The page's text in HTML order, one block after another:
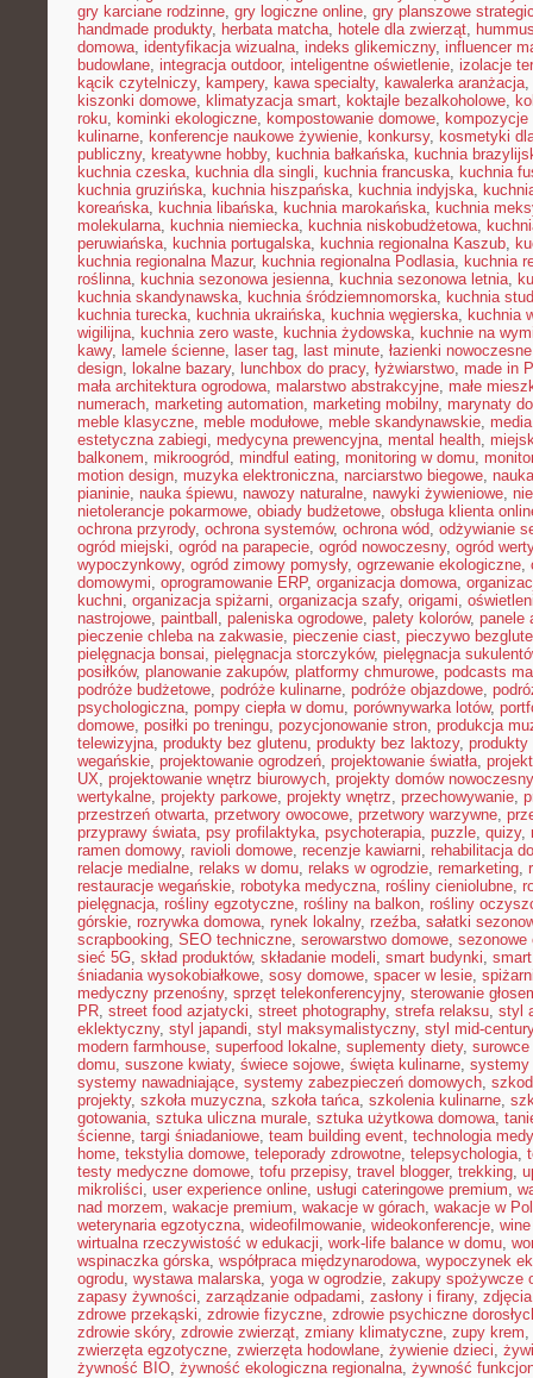
gry karciane rodzinne, gry logiczne online, gry planszowe
handmade produkty, herbata matcha, hotele dla zwierząt,
domowa, identyfikacja wizualna, indeks glikemiczny, influencer
budowlane, integracja outdoor, inteligentne oświetlenie, izolacje
kącik czytelniczy, kampery, kawa specialty, kawalerka aranżacja,
kiszonki domowe, klimatyzacja smart, koktajle bezalkoholowe,
roku, kominki ekologiczne, kompostowanie domowe, kompozycje
kulinarne, konferencje naukowe żywienie, konkursy, kosmetyki
publiczny, kreatywne hobby, kuchnia bałkańska, kuchnia
kuchnia czeska, kuchnia dla singli, kuchnia francuska, kuchnia
kuchnia gruzińska, kuchnia hiszpańska, kuchnia indyjska,
koreańska, kuchnia libańska, kuchnia marokańska, kuchnia
molekularna, kuchnia niemiecka, kuchnia niskobudżetowa,
peruwiańska, kuchnia portugalska, kuchnia regionalna Kaszub,
kuchnia regionalna Mazur, kuchnia regionalna Podlasia, kuchnia
roślinna, kuchnia sezonowa jesienna, kuchnia sezonowa letnia,
kuchnia skandynawska, kuchnia śródziemnomorska, kuchnia
kuchnia turecka, kuchnia ukraińska, kuchnia węgierska, kuchnia
wigilijna, kuchnia zero waste, kuchnia żydowska, kuchnie na
kawy, lamele ścienne, laser tag, last minute, łazienki nowoczesne
design, lokalne bazary, lunchbox do pracy, łyżwiarstwo, made in
mała architektura ogrodowa, malarstwo abstrakcyjne, małe
numerach, marketing automation, marketing mobilny, marynaty
meble klasyczne, meble modułowe, meble skandynawskie,
estetyczna zabiegi, medycyna prewencyjna, mental health,
balkonem, mikroogród, mindful eating, monitoring w domu,
motion design, muzyka elektroniczna, narciarstwo biegowe,
pianinie, nauka śpiewu, nawozy naturalne, nawyki żywieniowe,
nietolerancje pokarmowe, obiady budżetowe, obsługa klienta
ochrona przyrody, ochrona systemów, ochrona wód, odżywianie
ogród miejski, ogród na parapecie, ogród nowoczesny, ogród
wypoczynkowy, ogród zimowy pomysły, ogrzewanie ekologiczne,
domowymi, oprogramowanie ERP, organizacja domowa,
kuchni, organizacja spiżarni, organizacja szafy, origami,
nastrojowe, paintball , paleniska ogrodowe, palety kolorów, panele
pieczenie chleba na zakwasie, pieczenie ciast, pieczywo
pielęgnacja bonsai, pielęgnacja storczyków, pielęgnacja
posiłków, planowanie zakupów, platformy chmurowe, podcasts
podróże budżetowe, podróże kulinarne, podróże objazdowe,
psychologiczna, pompy ciepła w domu, porównywarka lotów,
domowe, posiłki po treningu, pozycjonowanie stron, produkcja
telewizyjna, produkty bez glutenu, produkty bez laktozy, produkty
wegańskie, projektowanie ogrodzeń, projektowanie światła,
UX, projektowanie wnętrz biurowych, projekty domów
wertykalne, projekty parkowe, projekty wnętrz, przechowywanie,
przestrzeń otwarta, przetwory owocowe, przetwory warzywne,
przyprawy świata, psy profilaktyka, psychoterapia, puzzle, quizy,
ramen domowy, ravioli domowe, recenzje kawiarni, rehabilitacja
relacje medialne, relaks w domu, relaks w ogrodzie, remarketing,
restauracje wegańskie, robotyka medyczna, rośliny cieniolubne,
pielęgnacja, rośliny egzotyczne, rośliny na balkon, rośliny
górskie, rozrywka domowa, rynek lokalny, rzeźba, sałatki
scrapbooking, SEO techniczne, serowarstwo domowe, sezonowe
sieć 5G, skład produktów, składanie modeli, smart budynki,
śniadania wysokobiałkowe, sosy domowe, spacer w lesie,
medyczny przenośny, sprzęt telekonferencyjny, sterowanie
PR, street food azjatycki, street photography, strefa relaksu, styl
eklektyczny, styl japandi, styl maksymalistyczny, styl mid-century
modern farmhouse, superfood lokalne, suplementy diety,
domu, suszone kwiaty, świece sojowe, święta kulinarne, systemy
systemy nawadniające, systemy zabezpieczeń domowych,
projekty, szkoła muzyczna, szkoła tańca, szkolenia kulinarne,
gotowania, sztuka uliczna murale, sztuka użytkowa domowa,
ścienne, targi śniadaniowe, team building event, technologia
home, tekstylia domowe, teleporady zdrowotne, telepsychologia,
testy medyczne domowe, tofu przepisy, travel blogger, trekking,
mikroliści, user experience online, usługi cateringowe premium,
nad morzem, wakacje premium, wakacje w górach, wakacje w
weterynaria egzotyczna, wideofilmowanie, wideokonferencje,
wirtualna rzeczywistość w edukacji, work-life balance w domu,
wspinaczka górska, współpraca międzynarodowa, wypoczynek
ogrodu, wystawa malarska, yoga w ogrodzie, zakupy spożywcze
zapasy żywności, zarządzanie odpadami, zasłony i firany,
zdrowe przekąski, zdrowie fizyczne, zdrowie psychiczne
zdrowie skóry, zdrowie zwierząt, zmiany klimatyczne, zupy krem,
zwierzęta egzotyczne, zwierzęta hodowlane, żywienie dzieci,
żywność BIO, żywność ekologiczna regionalna, żywność